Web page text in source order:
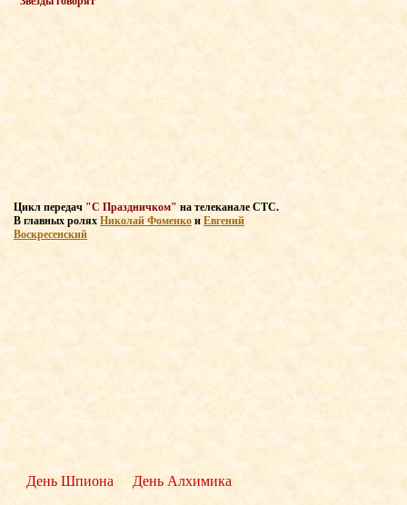
Цикл передач "С Праздничком" на телеканале СТС.
В главных ролях Николай Фоменко и Евгений
Воскресенский
День Шпиона День Алхимика